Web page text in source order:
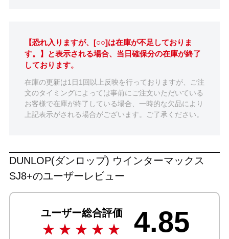
【恐れ入りますが、[○○]は在庫が不足しておりま
す。】と表示される場合、当日確保分の在庫が終了
しております。
在庫の更新は1日1回以上反映を行っておりますが、ご注
文のタイミングによっては事前にご注文いただいている
お客様で在庫が終了している場合、一時的な欠品により
上記表示がされる場合がございます。ご了承ください。
DUNLOP(ダンロップ) ウインターマックス
SJ8+のユーザーレビュー
ユーザー総合評価 4.85